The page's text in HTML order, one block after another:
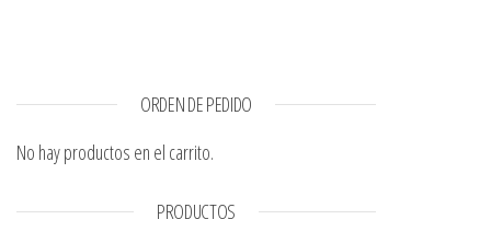
ORDEN DE PEDIDO
No hay productos en el carrito.
PRODUCTOS